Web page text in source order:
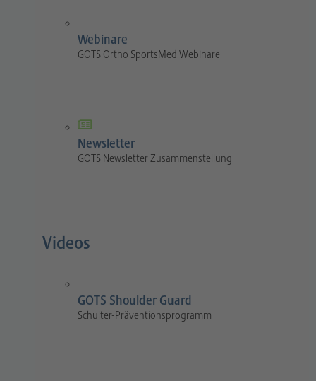
Webinare
GOTS Ortho SportsMed Webinare
Newsletter
GOTS Newsletter Zusammenstellung
Videos
GOTS Shoulder Guard
Schulter-Präventionsprogramm